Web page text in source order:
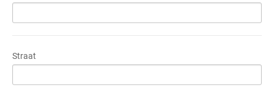
Straat